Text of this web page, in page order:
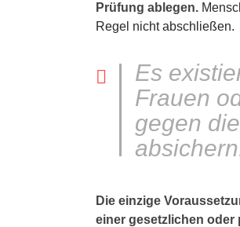
Prüfung ablegen.
Regel nicht abschließen.
Es
Frauen
gegen
Die einzige
einer gesetzlichen